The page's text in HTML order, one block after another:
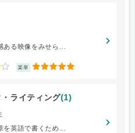
ある映像をみせら...
楽単 5
ライティング(1)
を英語で書くため...